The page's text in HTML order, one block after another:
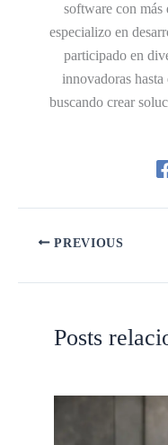
software con más
especializo en
participado en
innovadoras hasta
buscando crear
PREVIOUS
Posts